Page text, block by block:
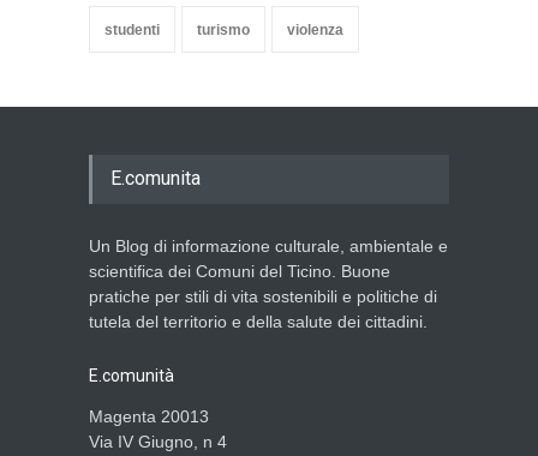
studenti turismo violenza
E.comunita
Un Blog di informazione culturale, ambientale e
scientifica dei Comuni del Ticino. Buone
pratiche per stili di vita sostenibili e politiche di
tutela del territorio e della salute dei cittadini.
E.comunità
Magenta 20013
Via IV Giugno, n 4